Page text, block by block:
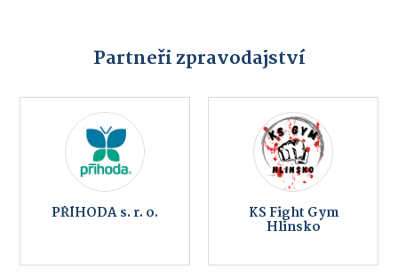
Partneři zpravodajství
PŘÍHODA s. r. o. KS Fight Gym
Hlinsko